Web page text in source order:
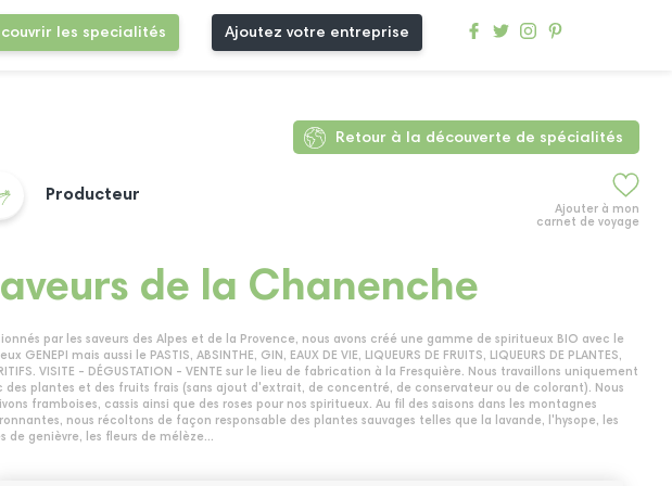
les specialités Ajoutez votre entreprise
Retour à la découverte de spécialités
Ajouter à mon
carnet de voyage
Producteur
de la Chanenche
par les saveurs des Alpes et de la Provence, nous avons créé une gamme de spiritueux BIO avec le
GENEPI mais aussi le PASTIS, ABSINTHE, GIN, EAUX DE VIE, LIQUEURS DE FRUITS, LIQUEURS DE PLANTES,
VISITE - DÉGUSTATION - VENTE sur le lieu de fabrication à la Fresquière. Nous travaillons uniquement
des plantes et des fruits frais (sans ajout d'extrait, de concentré, de conservateur ou de colorant). Nous
framboises, cassis ainsi que des roses pour nos spiritueux. Au fil des saisons dans les montagnes
nous récoltons de façon responsable des plantes sauvages telles que la lavande, l'hysope, les
de genièvre, les fleurs de mélèze...